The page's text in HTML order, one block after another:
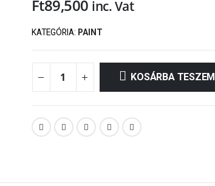
Ft89,500 inc. Vat
KATEGÓRIA: PAINT
KOSÁRBA TESZEM